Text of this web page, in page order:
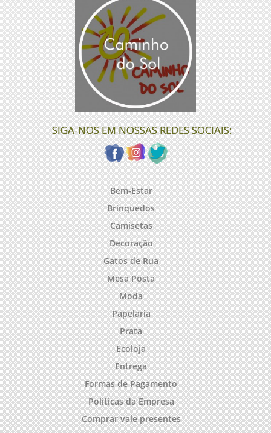
SIGA-NOS EM NOSSAS REDES SOCIAIS:
Bem-Estar
Brinquedos
Camisetas
Decoração
Gatos de Rua
Mesa Posta
Moda
Papelaria
Prata
Ecoloja
Entrega
Formas de Pagamento
Políticas da Empresa
Comprar vale presentes